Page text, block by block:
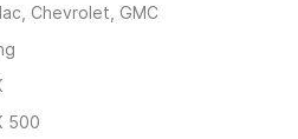
Chevrolet, GMC
500